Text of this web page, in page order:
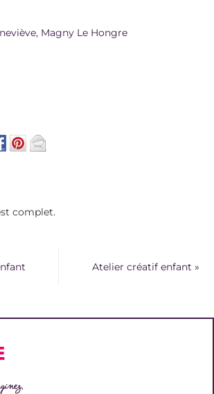
Magny Le Hongre
complet.
Atelier créatif enfant »